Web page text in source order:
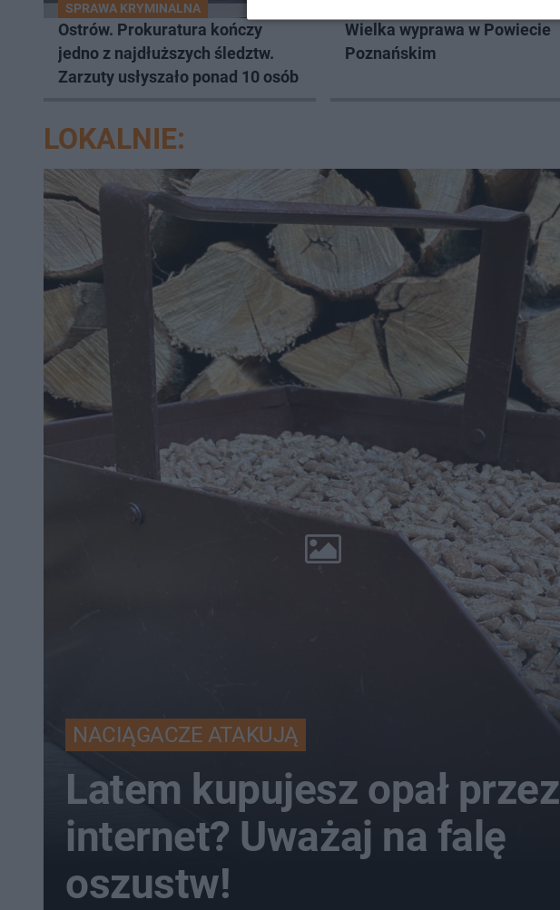
SPRAWA KRYMINALNA
Ostrów. Prokuratura kończy
jedno z najdłuższych śledztw.
Zarzuty usłyszało ponad 10 osób
Wielka wyprawa w Powiecie
Poznańskim
LOKALNIE:
NACIĄGACZE ATAKUJĄ
Latem kupujesz opał przez
internet? Uważaj na falę
oszustw!